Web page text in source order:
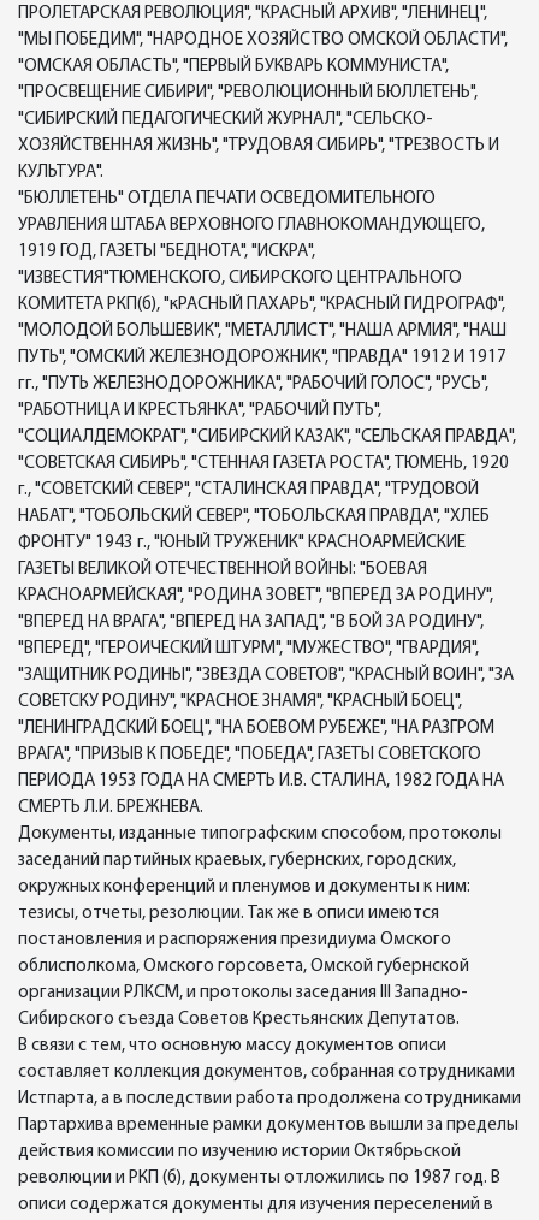
ПРОЛЕТАРСКАЯ РЕВОЛЮЦИЯ", "КРАСНЫЙ АРХИВ", "ЛЕНИНЕЦ",
"МЫ ПОБЕДИМ", "НАРОДНОЕ ХОЗЯЙСТВО ОМСКОЙ ОБЛАСТИ",
"ОМСКАЯ ОБЛАСТЬ", "ПЕРВЫЙ БУКВАРЬ КОММУНИСТА",
"ПРОСВЕЩЕНИЕ СИБИРИ", "РЕВОЛЮЦИОННЫЙ БЮЛЛЕТЕНЬ",
"СИБИРСКИЙ ПЕДАГОГИЧЕСКИЙ ЖУРНАЛ", "СЕЛЬСКО-
ХОЗЯЙСТВЕННАЯ ЖИЗНЬ", "ТРУДОВАЯ СИБИРЬ", "ТРЕЗВОСТЬ И
КУЛЬТУРА".
"БЮЛЛЕТЕНЬ" ОТДЕЛА ПЕЧАТИ ОСВЕДОМИТЕЛЬНОГО
УРАВЛЕНИЯ ШТАБА ВЕРХОВНОГО ГЛАВНОКОМАНДУЮЩЕГО,
1919 ГОД, ГАЗЕТЫ "БЕДНОТА", "ИСКРА",
"ИЗВЕСТИЯ"ТЮМЕНСКОГО, СИБИРСКОГО ЦЕНТРАЛЬНОГО
КОМИТЕТА РКП(б), "кРАСНЫЙ ПАХАРЬ", "КРАСНЫЙ ГИДРОГРАФ",
"МОЛОДОЙ БОЛЬШЕВИК", "МЕТАЛЛИСТ", "НАША АРМИЯ", "НАШ
ПУТЬ", "ОМСКИЙ ЖЕЛЕЗНОДОРОЖНИК", "ПРАВДА" 1912 И 1917
гг., "ПУТЬ ЖЕЛЕЗНОДОРОЖНИКА", "РАБОЧИЙ ГОЛОС", "РУСЬ",
"РАБОТНИЦА И КРЕСТЬЯНКА", "РАБОЧИЙ ПУТЬ",
"СОЦИАЛДЕМОКРАТ", "СИБИРСКИЙ КАЗАК", "СЕЛЬСКАЯ ПРАВДА",
"СОВЕТСКАЯ СИБИРЬ", "СТЕННАЯ ГАЗЕТА РОСТА", ТЮМЕНЬ, 1920
г., "СОВЕТСКИЙ СЕВЕР", "СТАЛИНСКАЯ ПРАВДА", "ТРУДОВОЙ
НАБАТ", "ТОБОЛЬСКИЙ СЕВЕР", "ТОБОЛЬСКАЯ ПРАВДА", "ХЛЕБ
ФРОНТУ" 1943 г., "ЮНЫЙ ТРУЖЕНИК" КРАСНОАРМЕЙСКИЕ
ГАЗЕТЫ ВЕЛИКОЙ ОТЕЧЕСТВЕННОЙ ВОЙНЫ: "БОЕВАЯ
КРАСНОАРМЕЙСКАЯ", "РОДИНА ЗОВЕТ", "ВПЕРЕД ЗА РОДИНУ",
"ВПЕРЕД НА ВРАГА", "ВПЕРЕД НА ЗАПАД", "В БОЙ ЗА РОДИНУ",
"ВПЕРЕД", "ГЕРОИЧЕСКИЙ ШТУРМ", "МУЖЕСТВО", "ГВАРДИЯ",
"ЗАЩИТНИК РОДИНЫ", "ЗВЕЗДА СОВЕТОВ", "КРАСНЫЙ ВОИН", "ЗА
СОВЕТСКУ РОДИНУ", "КРАСНОЕ ЗНАМЯ", "КРАСНЫЙ БОЕЦ",
"ЛЕНИНГРАДСКИЙ БОЕЦ", "НА БОЕВОМ РУБЕЖЕ", "НА РАЗГРОМ
ВРАГА", "ПРИЗЫВ К ПОБЕДЕ", "ПОБЕДА", ГАЗЕТЫ СОВЕТСКОГО
ПЕРИОДА 1953 ГОДА НА СМЕРТЬ И.В. СТАЛИНА, 1982 ГОДА НА
СМЕРТЬ Л.И. БРЕЖНЕВА.
Документы, изданные типографским способом, протоколы
заседаний партийных краевых, губернских, городских,
окружных конференций и пленумов и документы к ним:
тезисы, отчеты, резолюции. Так же в описи имеются
постановления и распоряжения президиума Омского
облисполкома, Омского горсовета, Омской губернской
организации РЛКСМ, и протоколы заседания III Западно-
Сибирского съезда Советов Крестьянских Депутатов.
В связи с тем, что основную массу документов описи
составляет коллекция документов, собранная сотрудниками
Истпарта, а в последствии работа продолжена сотрудниками
Партархива временные рамки документов вышли за пределы
действия комиссии по изучению истории Октябрьской
революции и РКП (б), документы отложились по 1987 год. В
описи содержатся документы для изучения переселений в